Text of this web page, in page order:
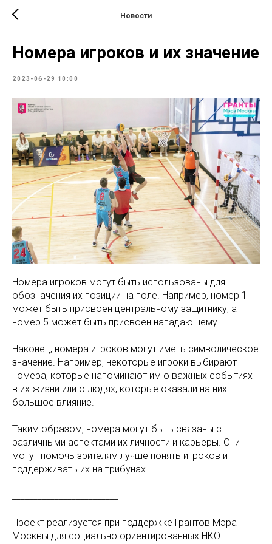
Новости
Номера игроков и их значение
2023-06-29 10:00
Номера игроков могут быть использованы для
обозначения их позиции на поле. Например, номер 1
может быть присвоен центральному защитнику, а
номер 5 может быть присвоен нападающему.
Наконец, номера игроков могут иметь символическое
значение. Например, некоторые игроки выбирают
номера, которые напоминают им о важных событиях
в их жизни или о людях, которые оказали на них
большое влияние.
Таким образом, номера могут быть связаны с
различными аспектами их личности и карьеры. Они
могут помочь зрителям лучше понять игроков и
поддерживать их на трибунах.
Проект реализуется при поддержке Грантов Мэра
Москвы для социально ориентированных НКО